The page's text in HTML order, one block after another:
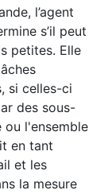
l’agent
s’il peut
petites. Elle
si celles-ci
des sous-
l'ensemble
en tant
et les
la mesure